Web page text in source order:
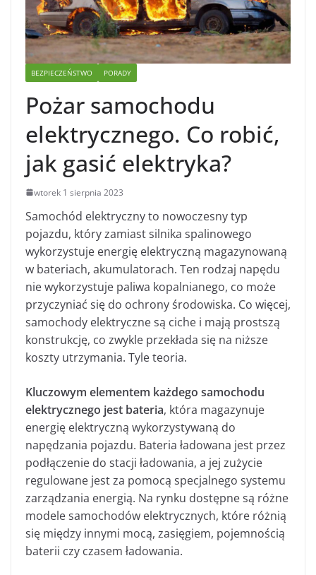
BEZPIECZEŃSTWO PORADY
Pożar samochodu
elektrycznego. Co robić,
jak gasić elektryka?
wtorek 1 sierpnia 2023
Samochód elektryczny to nowoczesny typ
pojazdu, który zamiast silnika spalinowego
wykorzystuje energię elektryczną magazynowaną
w bateriach, akumulatorach. Ten rodzaj napędu
nie wykorzystuje paliwa kopalnianego, co może
przyczyniać się do ochrony środowiska. Co więcej,
samochody elektryczne są ciche i mają prostszą
konstrukcję, co zwykle przekłada się na niższe
koszty utrzymania. Tyle teoria.
Kluczowym elementem każdego samochodu
elektrycznego jest bateria, która magazynuje
energię elektryczną wykorzystywaną do
napędzania pojazdu. Bateria ładowana jest przez
podłączenie do stacji ładowania, a jej zużycie
regulowane jest za pomocą specjalnego systemu
zarządzania energią. Na rynku dostępne są różne
modele samochodów elektrycznych, które różnią
się między innymi mocą, zasięgiem, pojemnością
baterii czy czasem ładowania.